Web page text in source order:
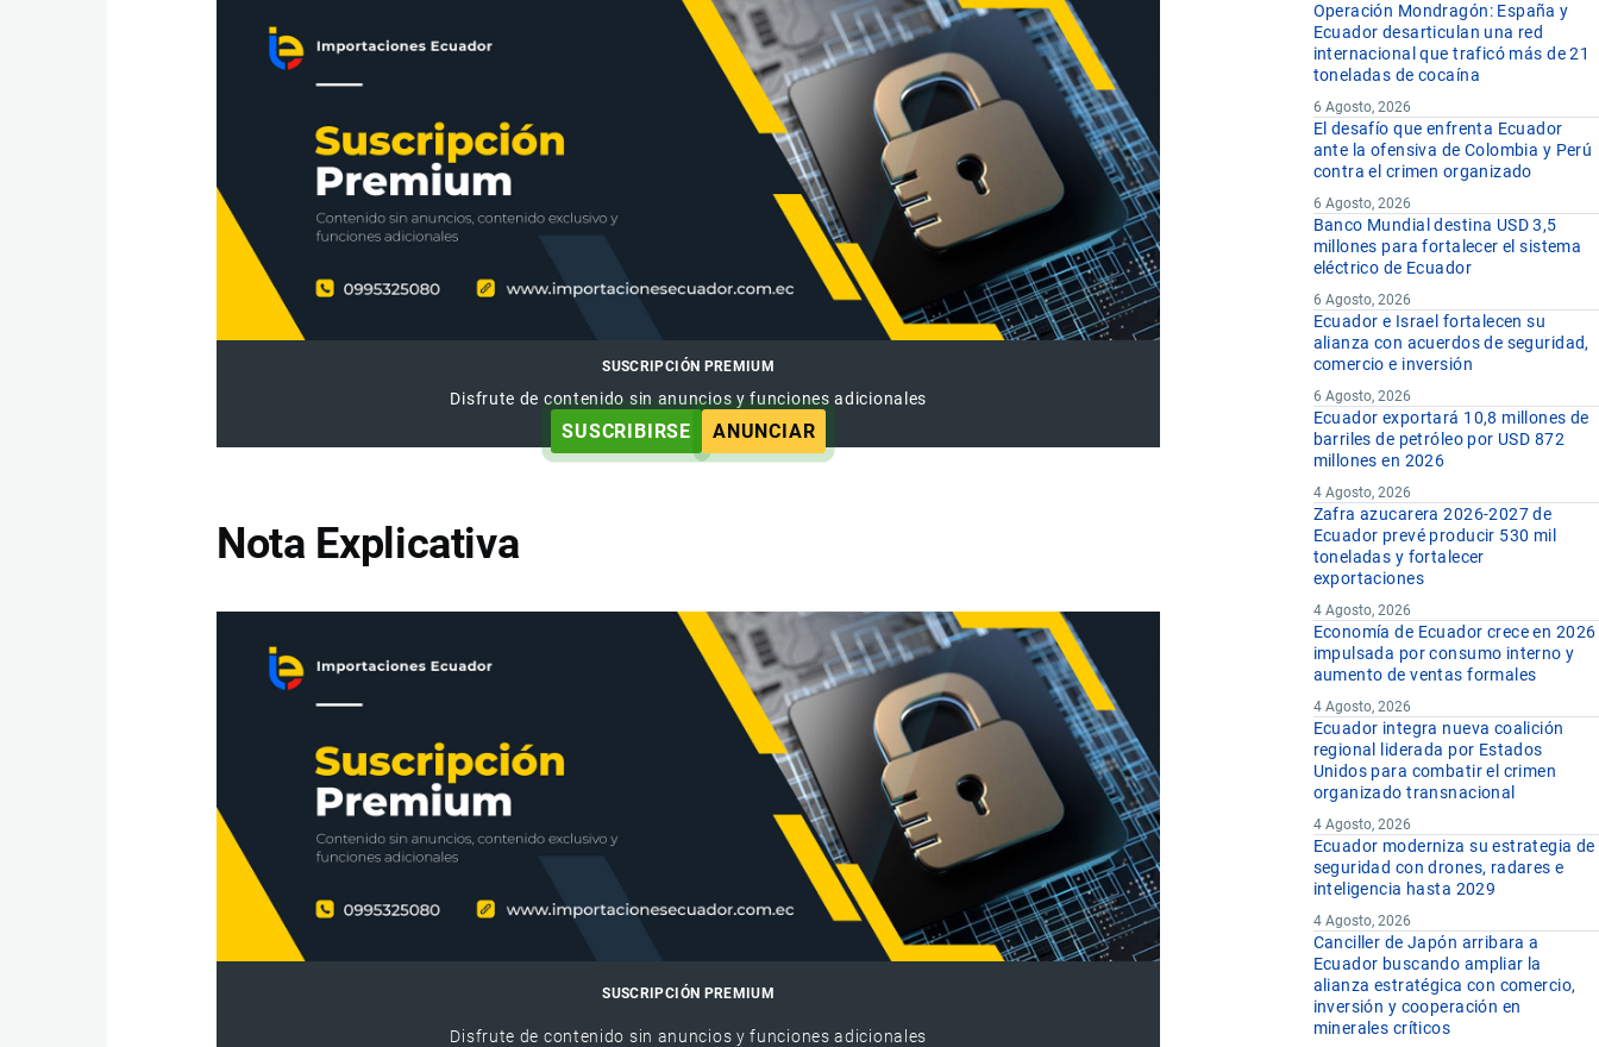
SUSCRIPCIÓN PREMIUM
Disfrute de contenido sin anuncios y funciones adicionales
SUSCRIBIRSE ANUNCIAR
Nota Explicativa
SUSCRIPCIÓN PREMIUM
Disfrute de contenido sin anuncios y funciones adicionales
Operación Mondragón: España y
Ecuador desarticulan una red
internacional que traficó más de 21
toneladas de cocaína
6 Agosto, 2026
El desafío que enfrenta Ecuador
ante la ofensiva de Colombia y Perú
contra el crimen organizado
6 Agosto, 2026
Banco Mundial destina USD 3,5
millones para fortalecer el sistema
eléctrico de Ecuador
6 Agosto, 2026
Ecuador e Israel fortalecen su
alianza con acuerdos de seguridad,
comercio e inversión
6 Agosto, 2026
Ecuador exportará 10,8 millones de
barriles de petróleo por USD 872
millones en 2026
4 Agosto, 2026
Zafra azucarera 2026-2027 de
Ecuador prevé producir 530 mil
toneladas y fortalecer
exportaciones
4 Agosto, 2026
Economía de Ecuador crece en 2026
impulsada por consumo interno y
aumento de ventas formales
4 Agosto, 2026
Ecuador integra nueva coalición
regional liderada por Estados
Unidos para combatir el crimen
organizado transnacional
4 Agosto, 2026
Ecuador moderniza su estrategia de
seguridad con drones, radares e
inteligencia hasta 2029
4 Agosto, 2026
Canciller de Japón arribara a
Ecuador buscando ampliar la
alianza estratégica con comercio,
inversión y cooperación en
minerales críticos